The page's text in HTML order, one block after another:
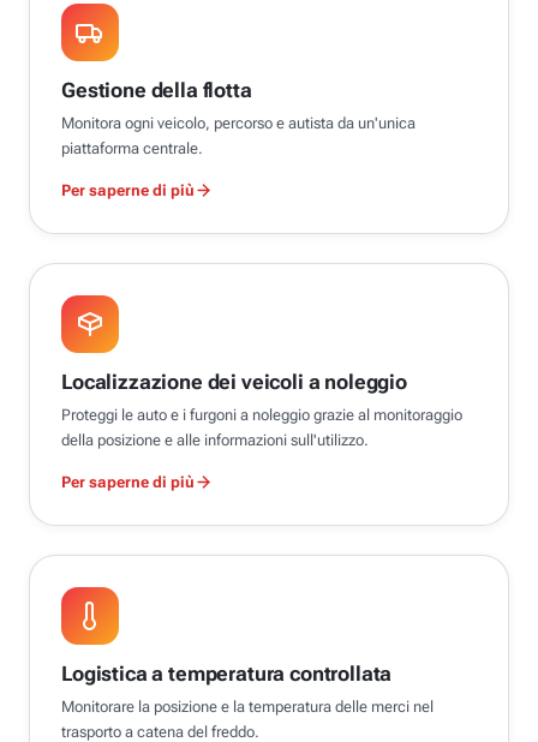
Gestione della flotta
Monitora ogni veicolo, percorso e autista da un'unica
piattaforma centrale.
Per saperne di più
Localizzazione dei veicoli a noleggio
Proteggi le auto e i furgoni a noleggio grazie al monitoraggio
della posizione e alle informazioni sull'utilizzo.
Per saperne di più
Logistica a temperatura controllata
Monitorare la posizione e la temperatura delle merci nel
trasporto a catena del freddo.